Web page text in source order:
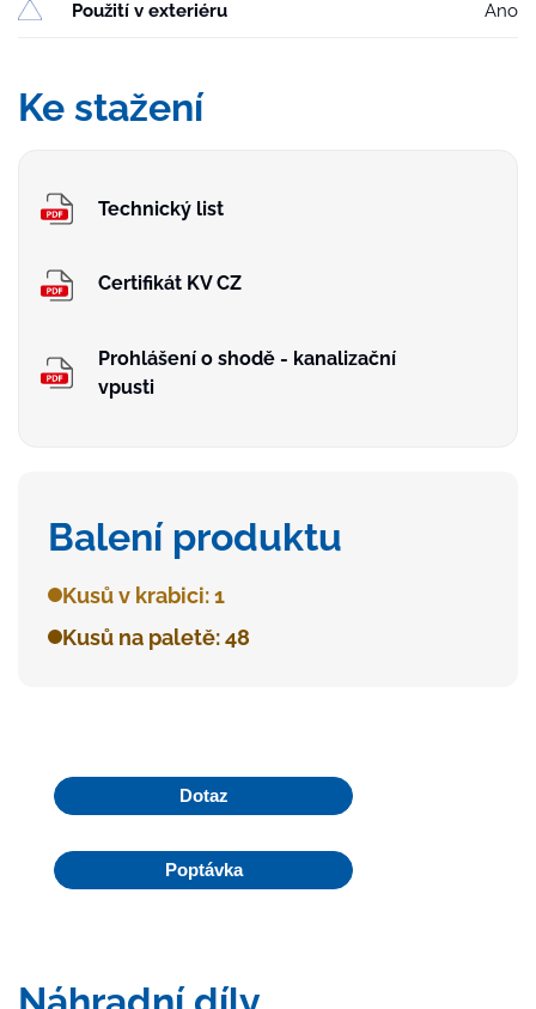
Použití v exteriéru Ano
Ke stažení
Technický list
Certifikát KV CZ
Prohlášení o shodě - kanalizační
vpusti
Balení produktu
Kusů v krabici: 1
Kusů na paletě: 48
Dotaz
Poptávka